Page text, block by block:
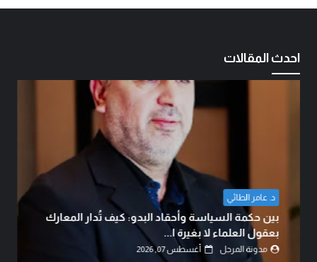
احدث المقالات
قاسم الغراوي
الدم هو الذي يكتب التاريخ..!
مدونة المرجل أغسطس 06, 2026